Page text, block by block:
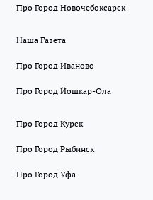
Про Город Новочебоксарск
Наша Газета
Про Город Иваново
Про Город Йошкар-Ола
Про Город Курск
Про Город Рыбинск
Про Город Уфа